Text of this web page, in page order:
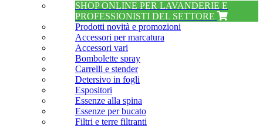
SHOP ONLINE PER LAVANDERIE E
PROFESSIONISTI DEL SETTORE
Prodotti novità e promozioni
Accessori per marcatura
Accessori vari
Bombolette spray
Carrelli e stender
Detersivo in fogli
Espositori
Essenze alla spina
Essenze per bucato
Filtri e terre filtranti